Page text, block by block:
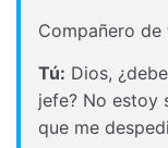
Compañero de
Tú: Dios,
jefe? No estoy
que me